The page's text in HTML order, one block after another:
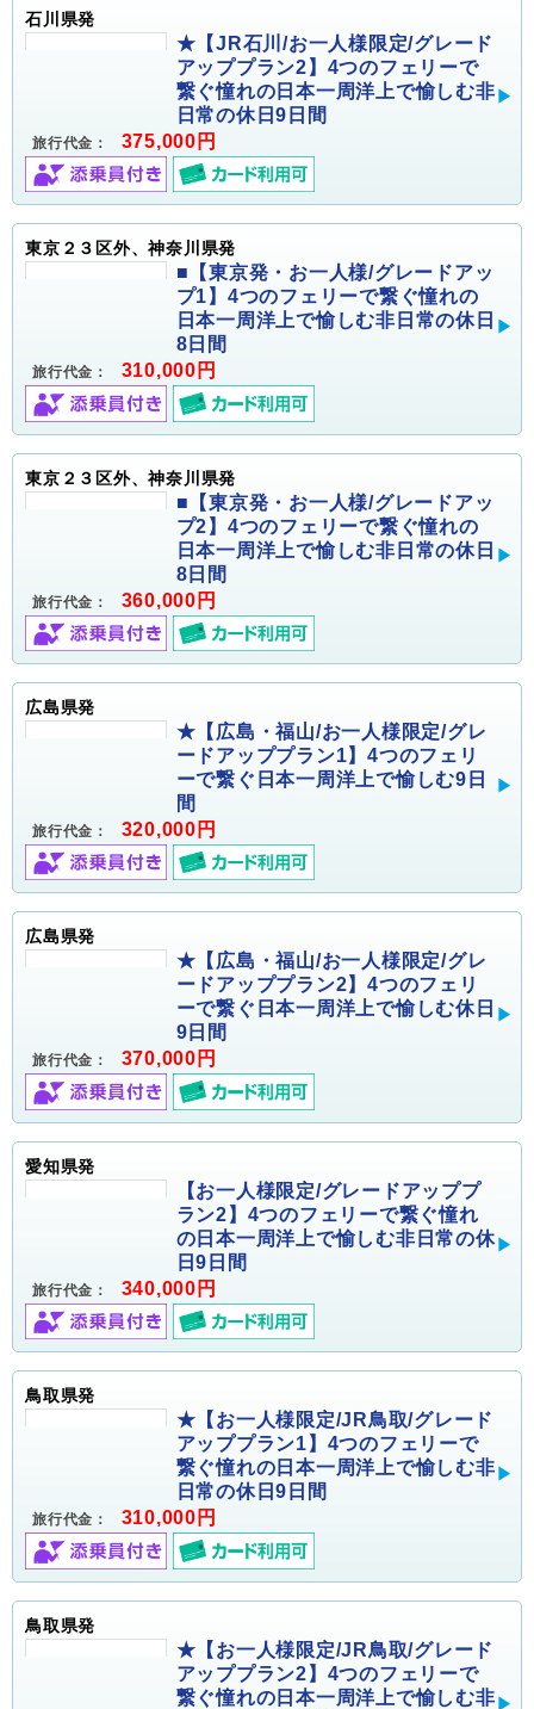
石川県発
★【JR石川/お一人様限定/グレード
アッププラン2】4つのフェリーで
繋ぐ憧れの日本一周洋上で愉しむ非
日常の休日9日間
旅行代金： 375,000円
東京２３区外、神奈川県発
■【東京発・お一人様/グレードアッ
プ1】4つのフェリーで繋ぐ憧れの
日本一周洋上で愉しむ非日常の休日
8日間
旅行代金： 310,000円
東京２３区外、神奈川県発
■【東京発・お一人様/グレードアッ
プ2】4つのフェリーで繋ぐ憧れの
日本一周洋上で愉しむ非日常の休日
8日間
旅行代金： 360,000円
広島県発
★【広島・福山/お一人様限定/グレ
ードアッププラン1】4つのフェリ
ーで繋ぐ日本一周洋上で愉しむ9日
間
旅行代金： 320,000円
広島県発
★【広島・福山/お一人様限定/グレ
ードアッププラン2】4つのフェリ
ーで繋ぐ日本一周洋上で愉しむ休日
9日間
旅行代金： 370,000円
愛知県発
【お一人様限定/グレードアッププ
ラン2】4つのフェリーで繋ぐ憧れ
の日本一周洋上で愉しむ非日常の休
日9日間
旅行代金： 340,000円
鳥取県発
★【お一人様限定/JR鳥取/グレード
アッププラン1】4つのフェリーで
繋ぐ憧れの日本一周洋上で愉しむ非
日常の休日9日間
旅行代金： 310,000円
鳥取県発
★【お一人様限定/JR鳥取/グレード
アッププラン2】4つのフェリーで
繋ぐ憧れの日本一周洋上で愉しむ非